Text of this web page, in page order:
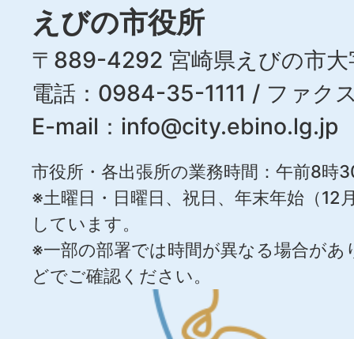
えびの市役所
〒889-4292 宮崎県えびの市大
電話：0984-35-1111 / ファ
E-mail： info@city.ebino.lg.jp
市役所・各出張所の業務時間：午前8時
※土曜日・日曜日、祝日、年末年始（12
しています。
※一部の部署では時間が異なる場合が
どでご確認ください。